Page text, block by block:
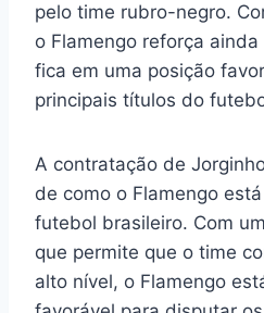
pelo time rubro-negro.
o Flamengo reforça
fica em uma posição
principais títulos do
A contratação de
de como o Flamengo
futebol brasileiro. Com
que permite que o time
alto nível, o Flamengo